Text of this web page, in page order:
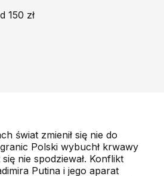
150 zł
świat zmienił się nie do
Polski wybuchł krwawy
nie spodziewał. Konflikt
Putina i jego aparat